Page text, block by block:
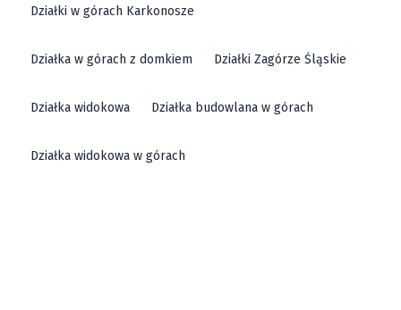
Działki w górach Karkonosze
Działka w górach z domkiem Działki Zagórze Śląskie
Działka widokowa Działka budowlana w górach
Działka widokowa w górach